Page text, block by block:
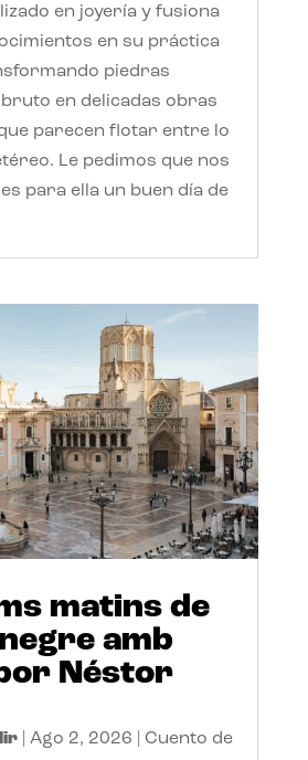
en joyería y fusiona
en su práctica
piedras
en delicadas obras
parecen flotar entre lo
Le pedimos que nos
para ella un buen día de
matins de
amb
Néstor
| Ago 2, 2026 Cuento de